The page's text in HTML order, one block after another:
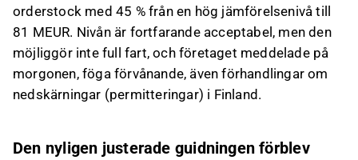
orderstock med 45 % från en hög jämförelsenivå till
81 MEUR. Nivån är fortfarande acceptabel, men den
möjliggör inte full fart, och företaget meddelade på
morgonen, föga förvånande, även förhandlingar om
nedskärningar (permitteringar) i Finland.
Den nyligen justerade guidningen förblev